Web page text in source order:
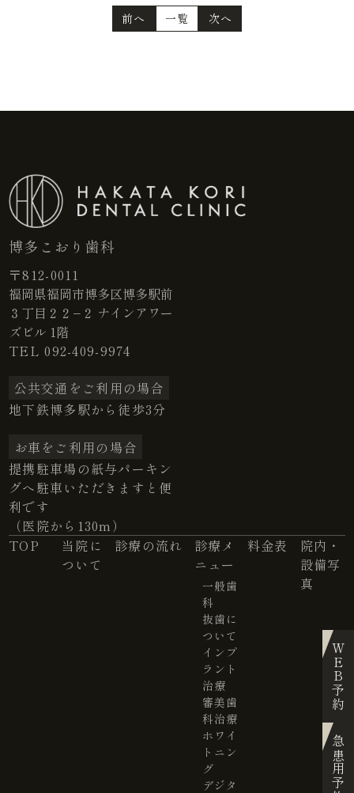
WEB予約
急患用予約
前へ 一覧 次へ
博多こおり歯科
〒812-0011
福岡県福岡市博多区博多駅前
３丁目２２−２ ナインアワー
ズビル 1階
TEL092-409-9974
公共交通をご利用の場合
地下鉄博多駅から徒歩3分
お車をご利用の場合
提携駐車場の紙与パーキン
グへ駐車いただきますと便
利です
（医院から130m）
TOP
当院に
ついて
診療の流れ
診療メ
ニュー
一般歯
科
抜歯に
ついて
インプ
ラント
治療
審美歯
科治療
ホワイ
トニン
グ
デジタ
料金表
院内・
設備写
真